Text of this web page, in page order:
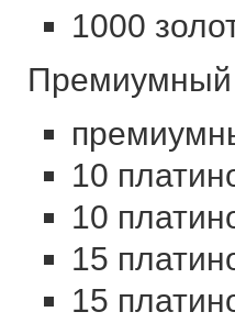
1000
Премиумный
10
10
15
15